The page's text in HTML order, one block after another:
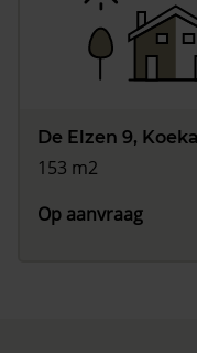
De Elzen 9,
153 m2
Op aanvraag